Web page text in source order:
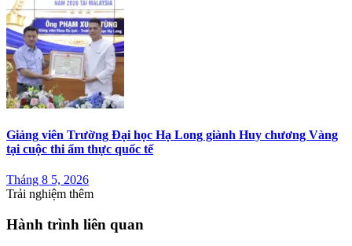
Giảng viên Trường Đại học Hạ Long giành Huy chương Vàng
tại cuộc thi ẩm thực quốc tế
Tháng 8 5, 2026
Trải nghiệm thêm
Hành trình liên quan